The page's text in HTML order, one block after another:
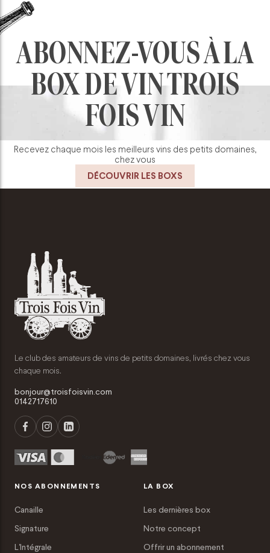
ABONNEZ-VOUS À LA
BOX DE VIN TROIS
FOIS VIN
Recevez chaque mois les meilleurs vins des petits domaines,
chez vous
DÉCOUVRIR LES BOXS
Le club des amateurs de vins de petits domaines, livrés chez vous
chaque mois.
bonjour@troisfoisvin.com
0142717610
NOS ABONNEMENTS
Canaille
Signature
L'Intégrale
LA BOX
Les dernières box
Notre concept
Offrir un abonnement